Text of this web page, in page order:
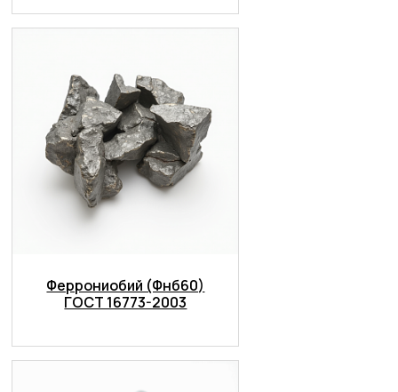
Феррониобий (Фнб60)
ГОСТ 16773-2003